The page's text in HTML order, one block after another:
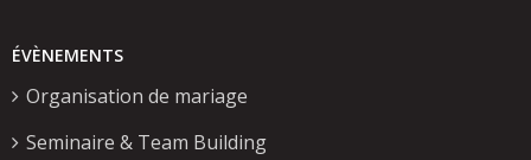
ÉVÈNEMENTS
Organisation de mariage
Seminaire & Team Building